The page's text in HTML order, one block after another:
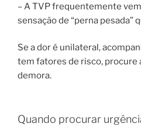
– A TVP frequentemente
sensação de “perna pesada”
Se a dor é unilateral,
tem fatores de risco, procure
demora.
Quando procurar